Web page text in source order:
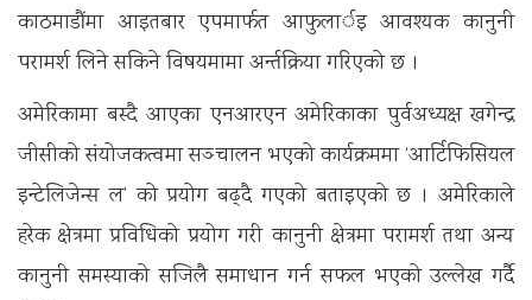
काठमाडौंमा आइतबार एपमार्फत आफुलार्इ आवश्यक कानुनी
परामर्श लिने सकिने विषयमामा अर्न्तक्रिया गरिएको छ ।
अमेरिकामा बस्दै आएका एनआरएन अमेरिकाका पुर्वअध्यक्ष खगेन्‍द्र
जीसीको संयोजकत्वमा सञ्‍चालन भएको कार्यक्रममा ‘आर्टिफिसियल
इन्टेलिजेन्स ल’ को प्रयोग बढ्दै गएको बताइएको छ । अमेरिकाले
हरेक क्षेत्रमा प्रविधिको प्रयोग गरी कानुनी क्षेत्रमा परामर्श तथा अन्य
कानुनी समस्याको सजिलै समाधान गर्न सफल भएको उल्लेख गर्दै